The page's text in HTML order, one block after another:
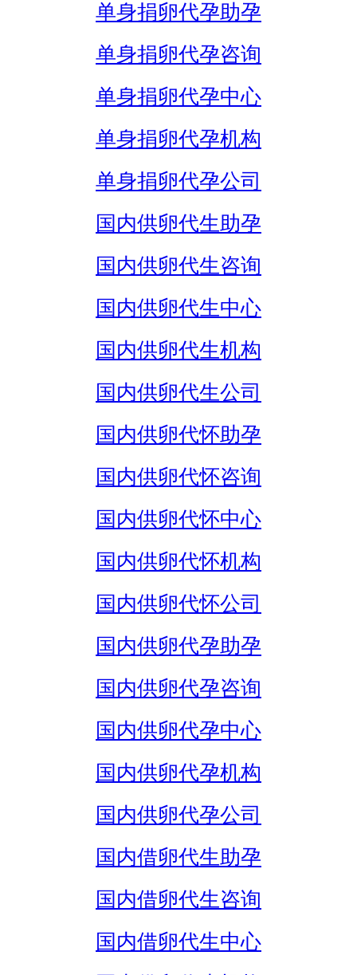
单身捐卵代孕助孕
单身捐卵代孕咨询
单身捐卵代孕中心
单身捐卵代孕机构
单身捐卵代孕公司
国内供卵代生助孕
国内供卵代生咨询
国内供卵代生中心
国内供卵代生机构
国内供卵代生公司
国内供卵代怀助孕
国内供卵代怀咨询
国内供卵代怀中心
国内供卵代怀机构
国内供卵代怀公司
国内供卵代孕助孕
国内供卵代孕咨询
国内供卵代孕中心
国内供卵代孕机构
国内供卵代孕公司
国内借卵代生助孕
国内借卵代生咨询
国内借卵代生中心